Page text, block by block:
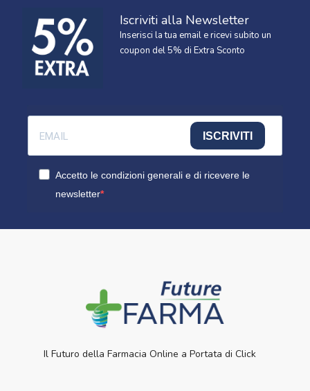
Iscriviti alla Newsletter
Inserisci la tua email e ricevi subito un
coupon del 5% di Extra Sconto
ISCRIVITI
Accetto le condizioni generali e di ricevere le
newsletter
Il Futuro della Farmacia Online a Portata di Click